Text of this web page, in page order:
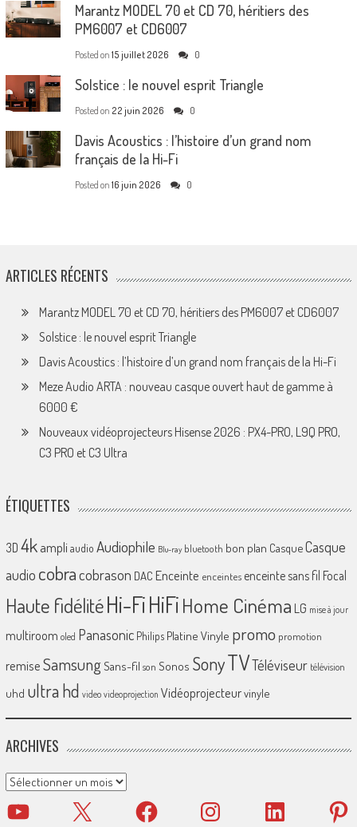
Marantz MODEL 70 et CD 70, héritiers des
PM6007 et CD6007
Posted on 15 juillet 2026 0
Solstice : le nouvel esprit Triangle
Posted on 22 juin 2026 0
Davis Acoustics : l’histoire d’un grand nom
français de la Hi-Fi
Posted on 16 juin 2026 0
ARTICLES RÉCENTS
Marantz MODEL 70 et CD 70, héritiers des PM6007 et CD6007
Solstice : le nouvel esprit Triangle
Davis Acoustics : l’histoire d’un grand nom français de la Hi-Fi
Meze Audio ARTA : nouveau casque ouvert haut de gamme à
6000 €
Nouveaux vidéoprojecteurs Hisense 2026 : PX4-PRO, L9Q PRO,
C3 PRO et C3 Ultra
ÉTIQUETTES
3D 4k ampliaudio Audiophile Blu-ray bluetooth bon plan CasqueCasque
audio cobracobrason DAC Enceinte enceintes enceinte sans fil Focal
Haute fidélitéHi-FiHiFiHome Cinéma LG mise à jour
multiroom oled Panasonic Philips Platine Vinyle promo promotion
remiseSamsungSans-fil son Sonos SonyTVTéléviseur télévision
uhd ultra hd video videoprojection Vidéoprojecteurvinyle
ARCHIVES
Archives
YouTube X Facebook Instagram LinkedIn